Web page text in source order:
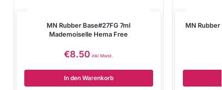
MN Rubber Base#27FG 7ml
Mademoiselle Hema Free
€8.50 inkl Mwst.
In den Warenkorb
MN